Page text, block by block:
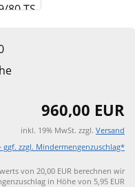
960,00 EUR
inkl. 19% MwSt. zzgl. Versand
ggf. zzgl. Mindermengenzuschlag*
von 20,00 EUR berechnen wir
in Höhe von 5,95 EUR